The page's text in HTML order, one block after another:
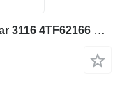
Engine components Per: Caterpillar 3116 4TF62166 Misce 7Y2100 na kolesového nakladača Caterpillar 928G IT28G